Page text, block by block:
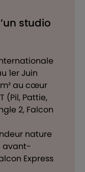
studio
1er Juin
m² au cœur
(Pil, Pattie,
2, Falcon
nature
avant-
Express